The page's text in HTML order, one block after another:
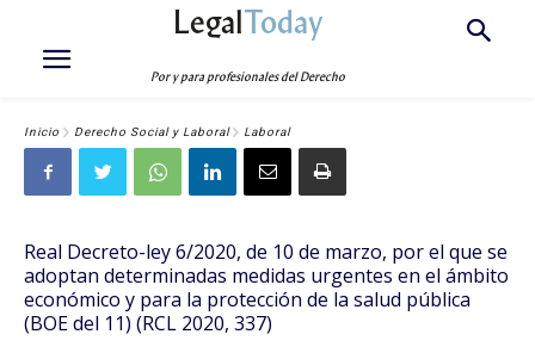
LegalToday
Por y para profesionales del Derecho
Inicio Derecho Social y Laboral Laboral
Real Decreto-ley 6/2020, de 10 de marzo, por el que se
adoptan determinadas medidas urgentes en el ámbito
económico y para la protección de la salud pública
(BOE del 11) (RCL 2020, 337)